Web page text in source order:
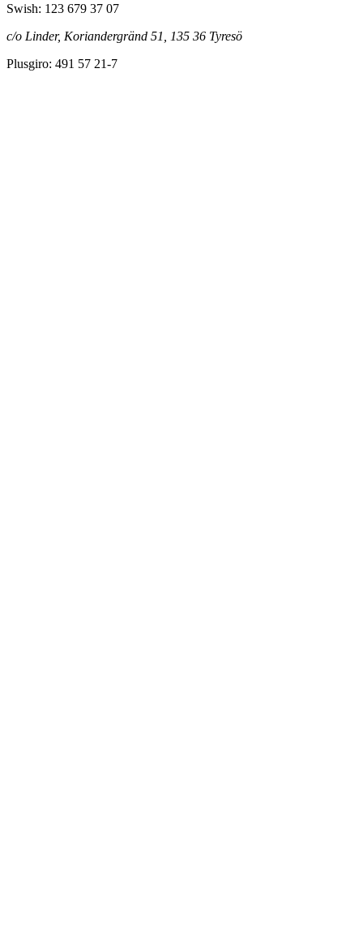
Swish: 123 679 37 07
c/o Linder, Koriandergränd 51, 135 36 Tyresö
Plusgiro: 491 57 21-7